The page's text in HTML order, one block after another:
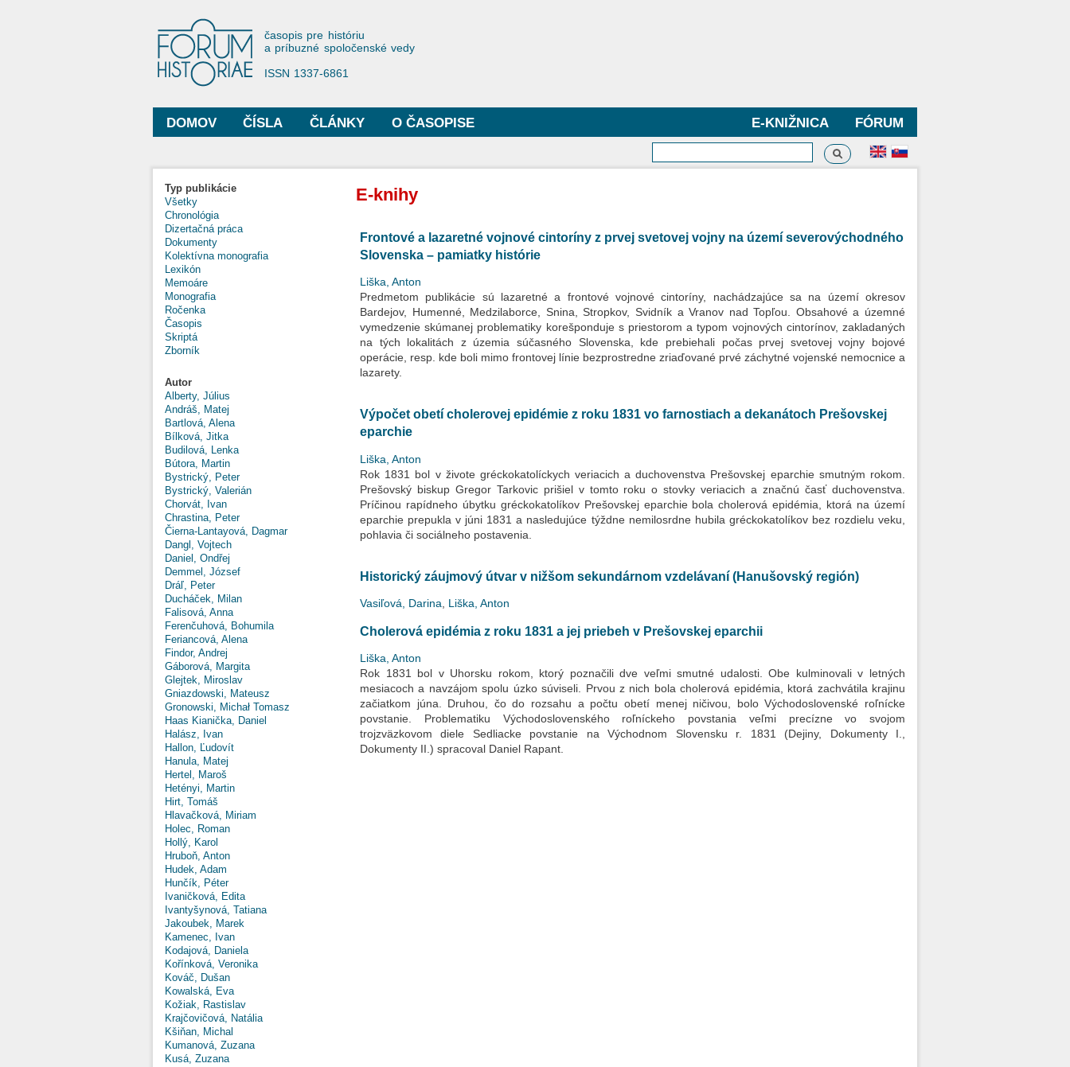
Forum Historiae
časopis pre históriu
a príbuzné spoločenské vedy
ISSN 1337-6861
Hlavné menu
DOMOV ČÍSLA ČLÁNKY FÓRUM
E-KNIŽNICA
O ČASOPISE
Vyhľadávanie
Vyhľadávanie
Typ publikácie
Všetky
Chronológia
Dizertačná práca
Dokumenty
Kolektívna monografia
Lexikón
Memoáre
Monografia
Ročenka
Časopis
Skriptá
Zborník
Autor
Alberty, Július
Andráš, Matej
Bartlová, Alena
Bílková, Jitka
Budilová, Lenka
Bútora, Martin
Bystrický, Peter
Bystrický, Valerián
Chorvát, Ivan
Chrastina, Peter
Čierna-Lantayová, Dagmar
Dangl, Vojtech
Daniel, Ondřej
Demmel, József
Dráľ, Peter
Ducháček, Milan
Falisová, Anna
Ferenčuhová, Bohumila
Feriancová, Alena
Findor, Andrej
Gáborová, Margita
Glejtek, Miroslav
Gniazdowski, Mateusz
Gronowski, Michał Tomasz
Haas Kianička, Daniel
Halász, Ivan
Hallon, Ľudovít
Hanula, Matej
Hertel, Maroš
Hetényi, Martin
Hirt, Tomáš
Hlavačková, Miriam
Holec, Roman
Hollý, Karol
Hruboň, Anton
Hudek, Adam
Hunčík, Péter
Ivaničková, Edita
Ivantyšynová, Tatiana
Jakoubek, Marek
Kamenec, Ivan
Kodajová, Daniela
Kořínková, Veronika
Kováč, Dušan
Kowalská, Eva
Kožiak, Rastislav
Krajčovičová, Natália
Kšiňan, Michal
Kumanová, Zuzana
Kusá, Zuzana
E-knihy
Frontové a lazaretné vojnové cintoríny z prvej svetovej vojny na území severovýchodného
Slovenska – pamiatky histórie
Liška, Anton
Predmetom publikácie sú lazaretné a frontové vojnové cintoríny, nachádzajúce sa na území okresov
Bardejov, Humenné, Medzilaborce, Snina, Stropkov, Svidník a Vranov nad Topľou. Obsahové a územné
vymedzenie skúmanej problematiky korešponduje s priestorom a typom vojnových cintorínov, zakladaných
na tých lokalitách z územia súčasného Slovenska, kde prebiehali počas prvej svetovej vojny bojové
operácie, resp. kde boli mimo frontovej línie bezprostredne zriaďované prvé záchytné vojenské nemocnice a
lazarety.
Výpočet obetí cholerovej epidémie z roku 1831 vo farnostiach a dekanátoch Prešovskej
eparchie
Liška, Anton
Rok 1831 bol v živote gréckokatolíckych veriacich a duchovenstva Prešovskej eparchie smutným rokom.
Prešovský biskup Gregor Tarkovic prišiel v tomto roku o stovky veriacich a značnú časť duchovenstva.
Príčinou rapídneho úbytku gréckokatolíkov Prešovskej eparchie bola cholerová epidémia, ktorá na území
eparchie prepukla v júni 1831 a nasledujúce týždne nemilosrdne hubila gréckokatolíkov bez rozdielu veku,
pohlavia či sociálneho postavenia.
Historický záujmový útvar v nižšom sekundárnom vzdelávaní (Hanušovský región)
Vasiľová, Darina Liška, Anton
Cholerová epidémia z roku 1831 a jej priebeh v Prešovskej eparchii
Liška, Anton
Rok 1831 bol v Uhorsku rokom, ktorý poznačili dve veľmi smutné udalosti. Obe kulminovali v letných
mesiacoch a navzájom spolu úzko súviseli. Prvou z nich bola cholerová epidémia, ktorá zachvátila krajinu
začiatkom júna. Druhou, čo do rozsahu a počtu obetí menej ničivou, bolo Východoslovenské roľnícke
povstanie. Problematiku Východoslovenského roľníckeho povstania veľmi precízne vo svojom
trojzväzkovom diele Sedliacke povstanie na Východnom Slovensku r. 1831 (Dejiny, Dokumenty I.,
Dokumenty II.) spracoval Daniel Rapant.